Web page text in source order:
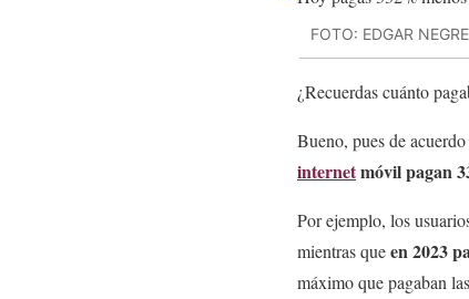
FOTO: EDGAR
¿Recuerdas cuánto
Bueno, pues de
internetmóvil pagan
Por ejemplo, los
mientras queen 2023
máximo que pagaban